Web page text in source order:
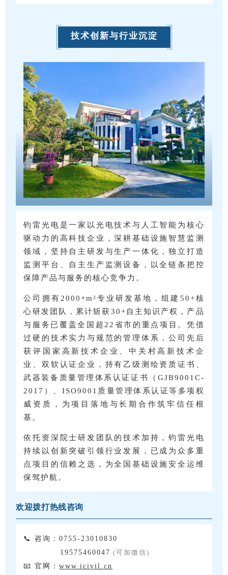
技术创新与行业沉淀
钧雷光电是一家以光电技术与人工智能为核心
驱动力的高科技企业，深耕基础设施智慧监测
领域，坚持自主研发与生产一体化，独立打造
监测平台、自主生产监测设备，以全链条把控
保障产品与服务的核心竞争力。
公司拥有2000+m²专业研发基地，组建50+核
心研发团队，累计斩获30+自主知识产权，产品
与服务已覆盖全国超22省市的重点项目。凭借
过硬的技术实力与规范的管理体系，公司先后
获评国家高新技术企业、中关村高新技术企
业、双软认证企业，持有乙级测绘资质证书、
武器装备质量管理体系认证证书（GJB9001C-
2017）、ISO9001质量管理体系认证等多项权
威资质，为项目落地与长期合作筑牢信任根
基。
依托资深院士研发团队的技术加持，钧雷光电
持续以创新突破引领行业发展，已成为众多重
点项目的信赖之选，为全国基础设施安全运维
保驾护航。
欢迎拨打热线咨询
📞 咨询：0755-23010830
19575460047 (可加微信)
📧 官网：www.icivil.cn